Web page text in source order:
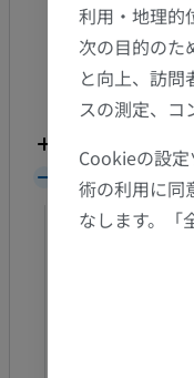
外側下膝動脈
内側下膝動脈
膝関節動脈網
膝蓋動脈網
後脛骨
下肢MRI
利用・地理的
次の目的のた
と向上、訪
スの測定、コ
Cookieの設
術の利用に同
なします。「